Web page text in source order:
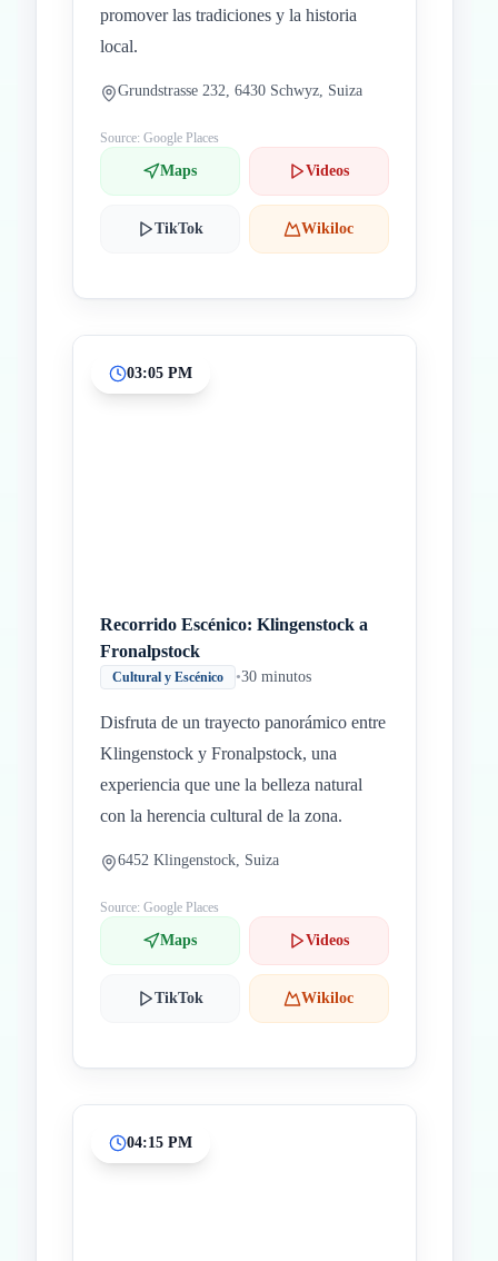
promover las tradiciones y la historia
local.
Grundstrasse 232, 6430 Schwyz, Suiza
Source: Google Places
Maps Videos
TikTok Wikiloc
03:05 PM
Recorrido Escénico: Klingenstock a
Fronalpstock
Cultural y Escénico •30 minutos
Disfruta de un trayecto panorámico entre
Klingenstock y Fronalpstock, una
experiencia que une la belleza natural
con la herencia cultural de la zona.
6452 Klingenstock, Suiza
Source: Google Places
Maps Videos
TikTok Wikiloc
04:15 PM